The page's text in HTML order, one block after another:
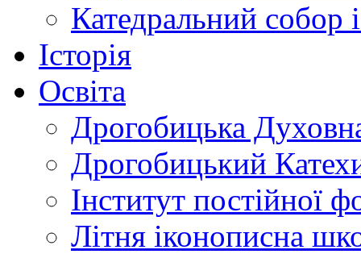
Катедральний собор
Історія
Освіта
Дрогобицька
Дрогобицький
Інститут постійної
Літня іконописна